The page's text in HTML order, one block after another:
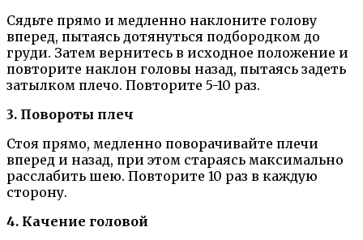
Сядьте прямо и медленно наклоните голову
вперед, пытаясь дотянуться подбородком до
груди. Затем вернитесь в исходное положение и
повторите наклон головы назад, пытаясь задеть
затылком плечо. Повторите 5-10 раз.
3. Повороты плеч
Стоя прямо, медленно поворачивайте плечи
вперед и назад, при этом стараясь максимально
расслабить шею. Повторите 10 раз в каждую
сторону.
4. Качение головой